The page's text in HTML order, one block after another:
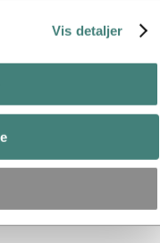
Vis detaljer